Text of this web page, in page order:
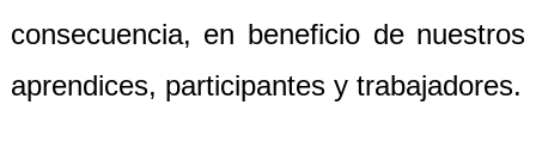
consecuencia, en beneficio de nuestros
aprendices, participantes y trabajadores.